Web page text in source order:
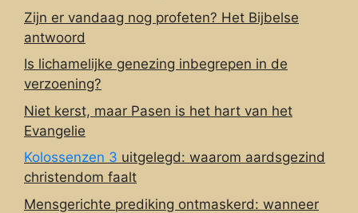
Zijn er vandaag nog profeten? Het Bijbelse
antwoord
Is lichamelijke genezing inbegrepen in de
verzoening?
Niet kerst, maar Pasen is het hart van het
Evangelie
Kolossenzen 3 uitgelegd: waarom aardsgezind
christendom faalt
Mensgerichte prediking ontmaskerd: wanneer